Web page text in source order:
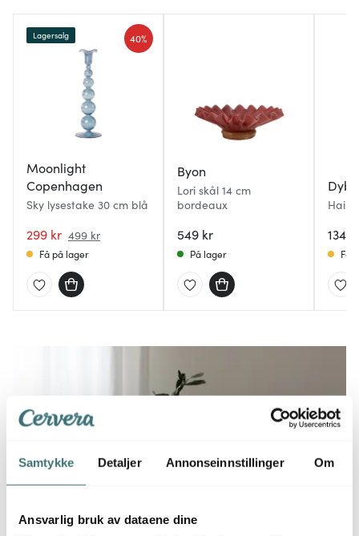
Samtykke Detaljer Annonseinnstillinger Om
Ansvarlig bruk av dataene dine
Moonlight
Copenhagen
Sky lysestake 30 cm blå
299 kr 499 kr
40%
Lagersalg
Få på lager
Byon
Lori skål 14 cm
bordeaux
549 kr
På lager
1349
Få